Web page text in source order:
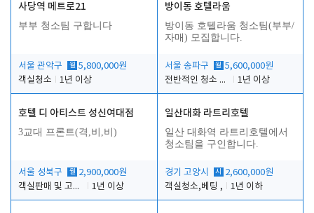
사당역 메트로21
부부 청소팀 구합니다
서울 관악구 월 5,800,000원
객실청소
1년 이상
방이동 호텔라움
방이동 호텔라움 청소팀(부부/
자매) 모집합니다.
서울 송파구 월 5,600,000원
전반적인 청소 업무(객실청소.객실정리)
1년 이상
호텔 디 아티스트 성신여대점
3교대 프론트(격,비,비)
서울 성북구 월 2,900,000원
객실판매 및 고객응대
1년 이상
일산대화 라트리호텔
일산 대화역 라트리호텔에서
청소팀을 구인합니다.
경기 고양시 시
2,600,000원
객실청소,베팅 ,
1년 이하